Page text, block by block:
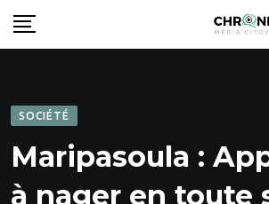
Skip
to
SOCIÉTÉ
Maripasoula :
à nager en toute